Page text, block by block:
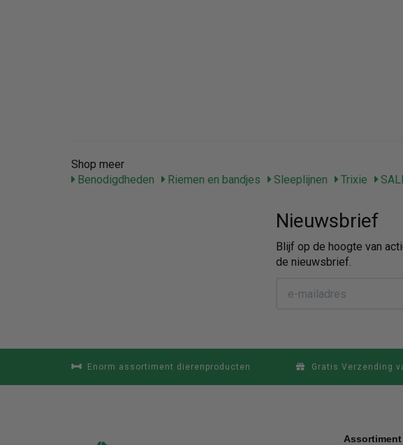
Shop meer
Benodigdheden
Riemen en bandjes Sleeplijnen Trixie
Nieuwsbrief
Blijf op de hoogte van
de nieuwsbrief.
Enorm assortiment dierenproducten Gratis Verzending
Assortiment